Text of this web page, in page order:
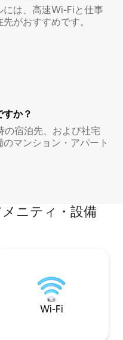
には、高速Wi-Fiと仕事
がおすすめです。
か？
宿泊先、および社宅
マンション・アパート
ニティ・設備
Wi-Fi